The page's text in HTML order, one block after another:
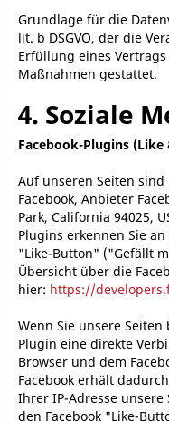
Grundlage für die
lit. b DSGVO, der die
Erfüllung eines
Maßnahmen gestattet.
4. Soziale
Facebook-Plugins
Auf unseren Seiten sind
Facebook, Anbieter
Park, California 94025,
Plugins erkennen Sie
"Like-Button" ("Gefällt
Übersicht über die
hier: https://
Wenn Sie unsere
Plugin eine direkte
Browser und dem
Facebook erhält
Ihrer IP-Adresse unsere
den Facebook "Like-